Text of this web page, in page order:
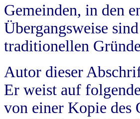
Gemeinden, in den
Übergangsweise
traditionellen
Autor dieser
Er weist auf
von einer Kopie des